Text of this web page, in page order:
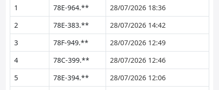
1 78E-964.**
28/07/2026 18:36
2
78E-383.**
28/07/2026 14:42
3
78F-949.**
28/07/2026 12:49
4
78C-399.**
28/07/2026 12:46
5
78E-394.**
28/07/2026 12:06